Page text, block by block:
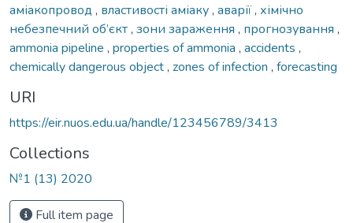
аміакопровод , властивості аміаку, аварії, хімічно
небезпечний об’єкт, зони зараження , прогнозування ,
ammonia pipeline , properties of ammonia , accidents ,
chemically dangerous object, zones of infection , forecasting
URI
https://eir.nuos.edu.ua/handle/123456789/3413
Collections
№1 (13) 2020
Full item page